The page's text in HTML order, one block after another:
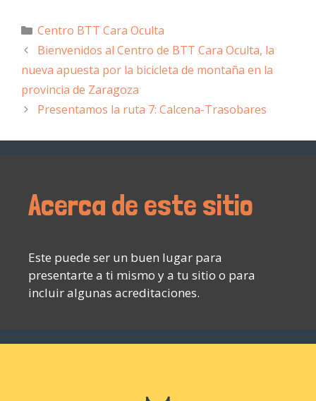
Centro BTT Cara Oculta
Bienvenidos al Centro de BTT Cara Oculta, la
nueva apuesta por la bicicleta de montaña en la
provincia de Zaragoza
Presentamos la ruta 7: Calcena-Trasobares
Acerca de este sitio
Este puede ser un buen lugar para
presentarte a ti mismo y a tu sitio o para
incluir algunas acreditaciones.